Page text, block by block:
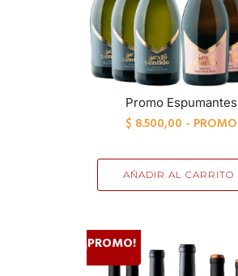
Promo Espumantes
$ 8.500,00 - PROMO
AÑADIR AL CARRITO
¡PROMO!